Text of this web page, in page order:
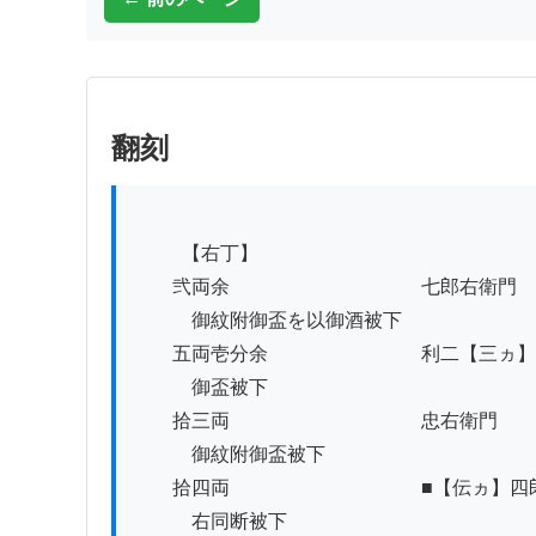
翻刻
弐両余　　　　　　　　　　七郎右衛門
御紋附御盃を以御酒被下
五両壱分余　　　　　　　　利二【三ヵ
御盃被下
拾三両　　　　　　　　　　忠右衛門
御紋附御盃被下
拾四両　　　　　　　　　　■【伝ヵ】四
右同断被下